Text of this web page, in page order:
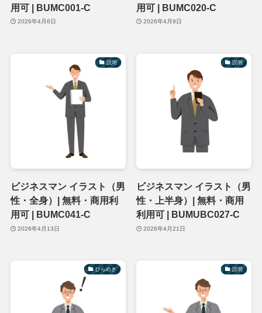
用可 | BUMC001-C
2026年4月6日
用可 | BUMC020-C
2026年4月9日
説明
ビジネスマン イラスト（男
性・全身）| 無料・商用利
用可 | BUMC041-C
2026年4月13日
説明
ビジネスマン イラスト（男
性・上半身）| 無料・商用
利用可 | BUMUBC027-C
2026年4月21日
ひらめき 説明